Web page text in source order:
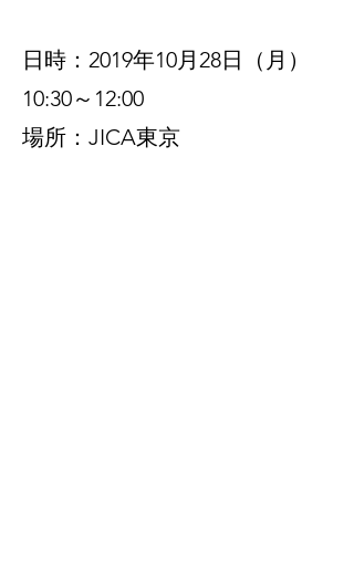
日時：2019年10月28日（月）
10:30～12:00
場所：JICA東京